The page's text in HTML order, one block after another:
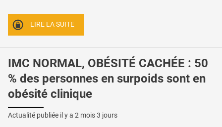
LIRE LA SUITE
IMC NORMAL, OBÉSITÉ CACHÉE : 50
% des personnes en surpoids sont en
obésité clinique
Actualité publiée il y a 2 mois 3 jours